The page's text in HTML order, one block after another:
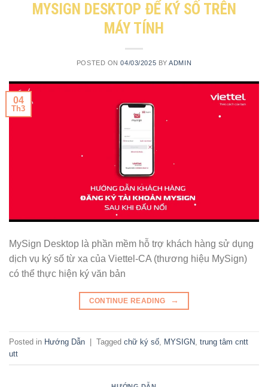
MYSIGN DESKTOP ĐỂ KÝ SỐ TRÊN
MÁY TÍNH
POSTED ON04/03/2025 BYADMIN
04
Th3
MySign Desktop là phần mềm hỗ trợ khách hàng sử dụng
dịch vụ ký số từ xa của Viettel-CA (thương hiệu MySign)
có thể thực hiện ký văn bản
CONTINUE READING →
Posted in Hướng Dẫn | Tagged chữ ký số MYSIGN trung tâm cntt
utt